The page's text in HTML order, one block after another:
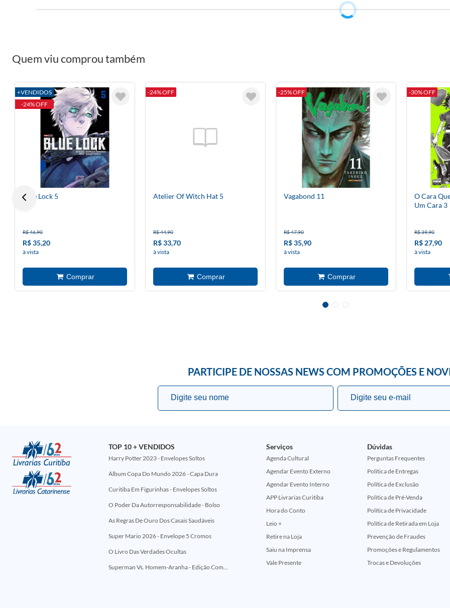
Quem viu comprou também
+VENDIDOS
-24% OFF
Blue Lock 5
R$ 46,90
R$ 35,20
à vista
-24% OFF
Atelier Of Witch Hat 5
R$ 44,90
R$ 33,70
à vista
-25% OFF
Vagabond 11
R$ 47,90
R$ 35,90
à vista
-30% OFF
O Cara
Um Cara 3
R$ 39,90
R$ 27,90
à vista
PARTICIPE DE NOSSAS NEWS COM PROMOÇÕES E
TOP 10 + VENDIDOS
Harry Potter 2023 - Envelopes Soltos
Álbum Copa Do Mundo 2026 - Capa Dura
Curitiba Em Figurinhas - Envelopes Soltos
O Poder Da Autorresponsabilidade - Bolso
As Regras De Ouro Dos Casais Saudáveis
Super Mario 2026 - Envelope 5 Cromos
O Livro Das Verdades Ocultas
Superman Vs. Homem-Aranha - Edição Comemorativa 50 Anos (Encontros Clássicos Dc E Marvel)
Serviços
Agenda Cultural
Agendar Evento Externo
Agendar Evento Interno
APP Livrarias Curitiba
Hora do Conto
Leio +
Retire na Loja
Saiu na Imprensa
Vale Presente
Dúvidas
Perguntas Frequentes
Política de Entregas
Política de Exclusão
Política de Pré-Venda
Política de Privacidade
Política de Retirada em Loja
Prevenção de Fraudes
Promoções e Regulamentos
Trocas e Devoluções